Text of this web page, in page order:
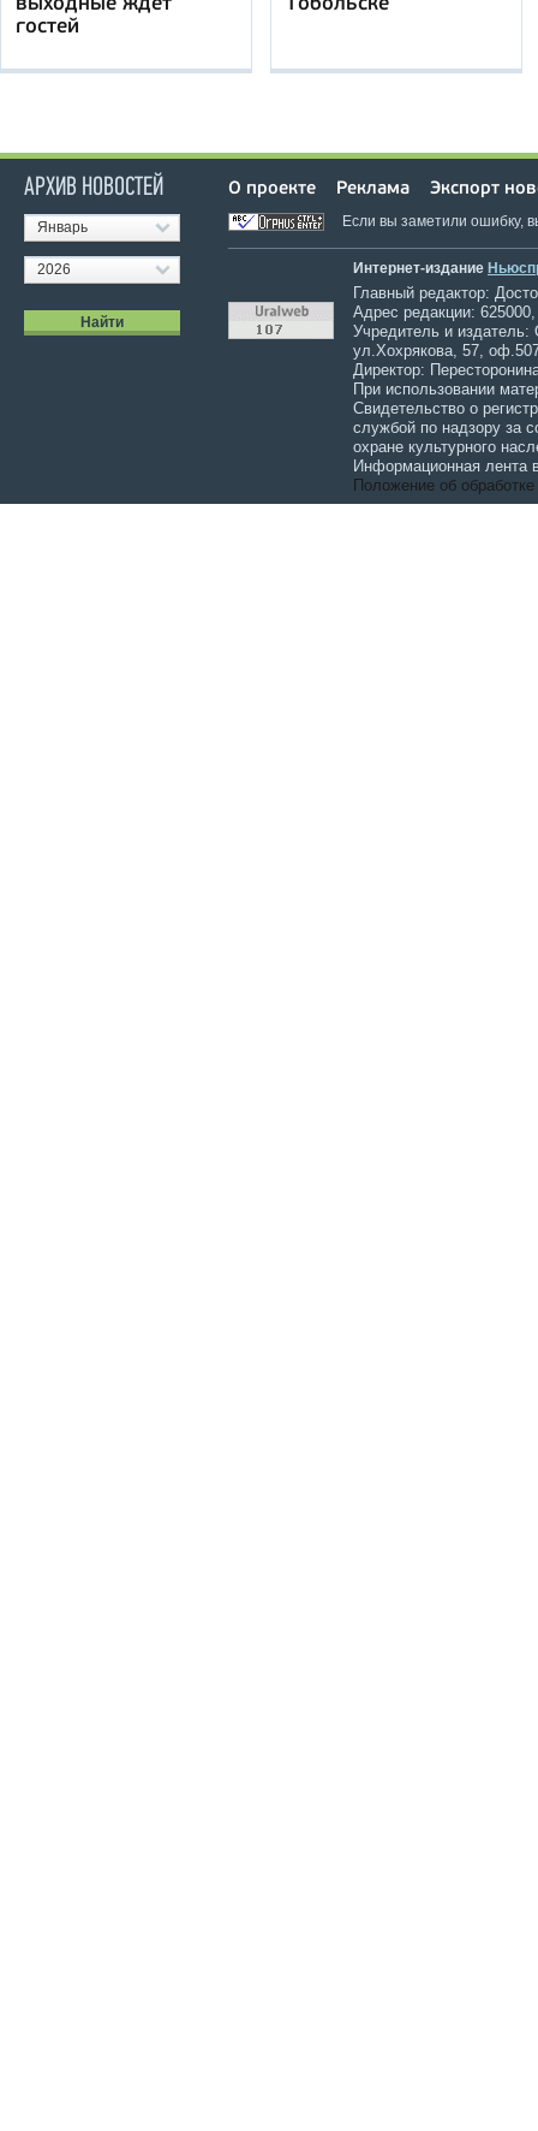
выходные ждет
гостей
Тобольске
АРХИВ НОВОСТЕЙ
Январь
2026
О проекте Реклама Экспорт
Если вы заметили ошибку,
Интернет-издание
Главный редактор:
Адрес редакции:
Учредитель и
ул.Хохрякова, 57,
Директор:
При использовании
Свидетельство о
службой по надзору за
охране культурного
Информационная лента
Положение об